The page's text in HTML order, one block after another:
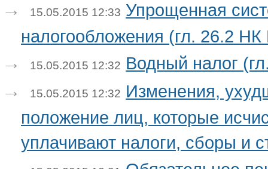
15.05.2015 12:33 Упрощенная
налогообложения (гл. 26.2
15.05.2015 12:32 Водный налог
15.05.2015 12:32 Изменения,
положение лиц, которые
уплачивают налоги, сборы и